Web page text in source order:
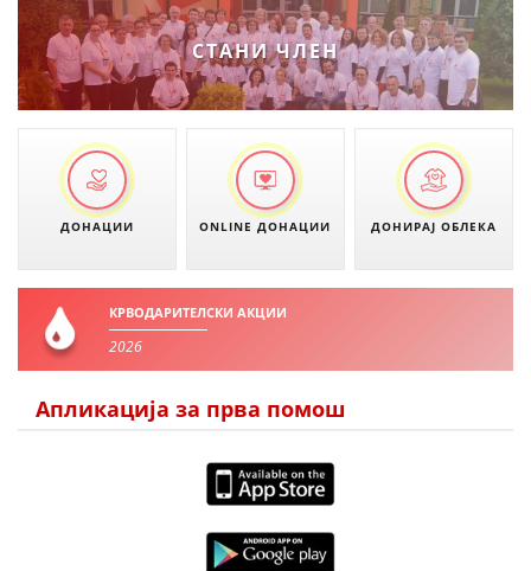
СТАНИ ЧЛЕН
ДОНАЦИИ ONLINE ДОНАЦИИ ДОНИРАЈ ОБЛЕКА
КРВОДАРИТЕЛСКИ АКЦИИ
2026
Апликација за прва помош